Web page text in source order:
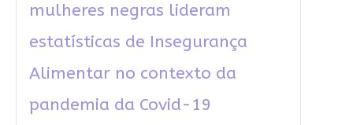
mulheres negras lideram
estatísticas de Insegurança
Alimentar no contexto da
pandemia da Covid-19